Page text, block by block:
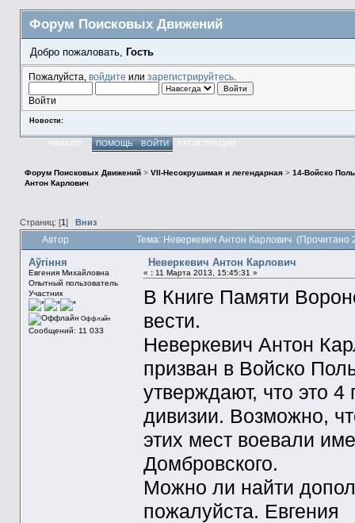
Форум Поисковых Движений
Добро пожаловать, Гость
Пожалуйста, войдите или зарегистрируйтесь.
Войти
Новости:
НАЧАЛО ПОМОЩЬ ВОЙТИ РЕГИСТРАЦИЯ
Форум Поисковых Движений> VII-Несокрушимая и легендарная> 14-Войско
Антон Карлович
Страниц: [1 ] Вниз
Автор Тема: Неверкевич Антон Карлович (Прочитано
Aўгiння
Евгения Михайловна
Опытный пользователь
Участник
Оффлайн
Сообщений: 11 033
Неверкевич Антон Карлович
« :11 Марта 2013, 15:45:31 »
В Книге Памяти
вести.
Неверкевич Антон
призван в Войско
утверждают, что это
дивизии. Возможно,
этих мест воевали
Домбровского.
Можно ли найти
пожалуйста. Евгения